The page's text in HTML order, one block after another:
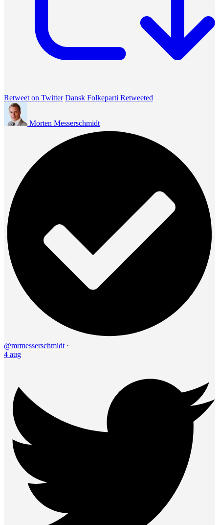
Retweet on Twitter Dansk Folkeparti Retweeted
Morten Messerschmidt
@mrmesserschmidt ·
4 aug